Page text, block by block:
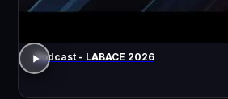
Podcast - LABACE 2026